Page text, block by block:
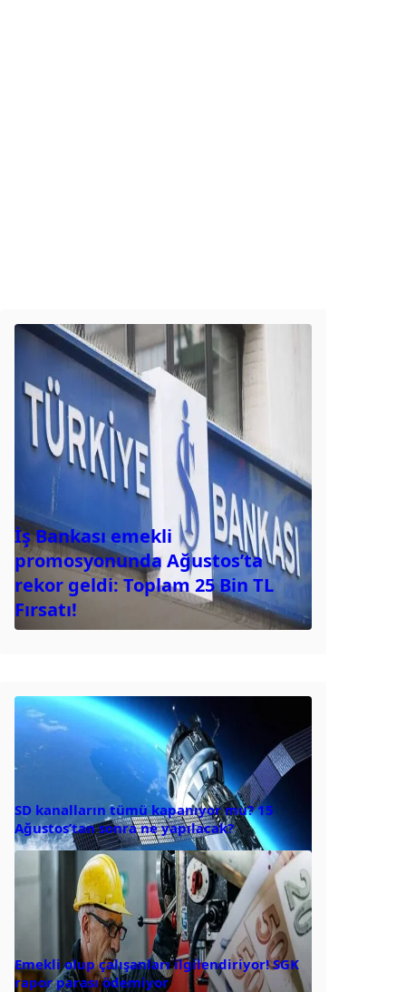
İş Bankası emekli
promosyonunda Ağustos’ta
rekor geldi: Toplam 25 Bin TL
Fırsatı!
SD kanalların tümü kapanıyor mu? 15
Ağustos’tan sonra ne yapılacak?
Emekli olup çalışanları ilgilendiriyor! SGK
rapor parası ödemiyor